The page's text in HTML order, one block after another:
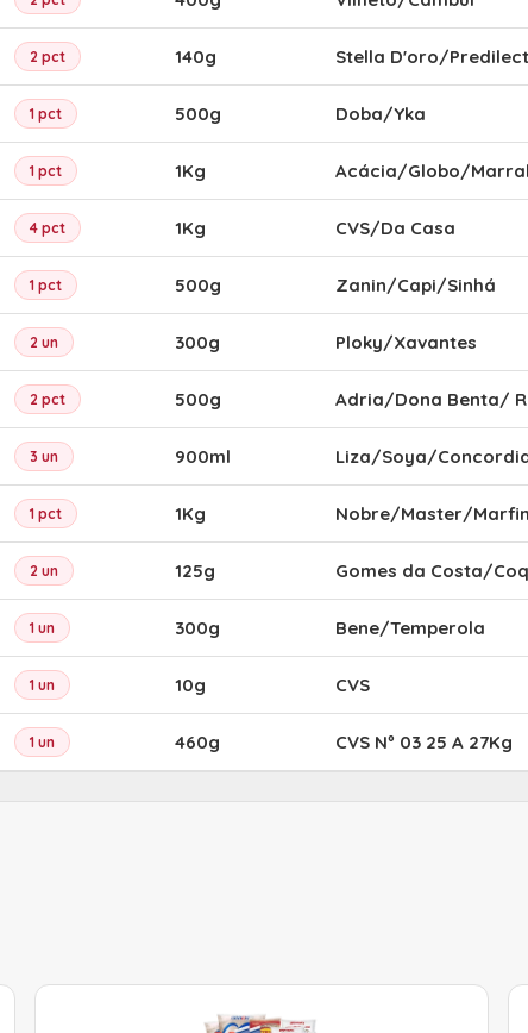
2 pct 140g Stella D'oro/
1 pct 500g Doba/Yka
1 pct 1Kg Acácia/Globo/
4 pct 1Kg CVS/Da Casa
1 pct 500g Zanin/Capi/Sinhá
2 un 300g Ploky/Xavantes
2 pct 500g Adria/Dona Benta/
3 un 900ml Liza/Soya/
1 pct 1Kg Nobre/Master/
2 un 125g Gomes da Costa/
1 un 300g Bene/Temperola
1 un 10g CVS
1 un 460g CVS Nº 03 25 A 27Kg